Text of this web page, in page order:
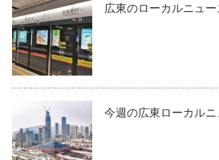
広東のローカルニュ
今週の広東ローカル